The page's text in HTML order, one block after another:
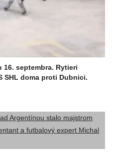
septembra. Rytieri
SHL doma proti Dubnici.